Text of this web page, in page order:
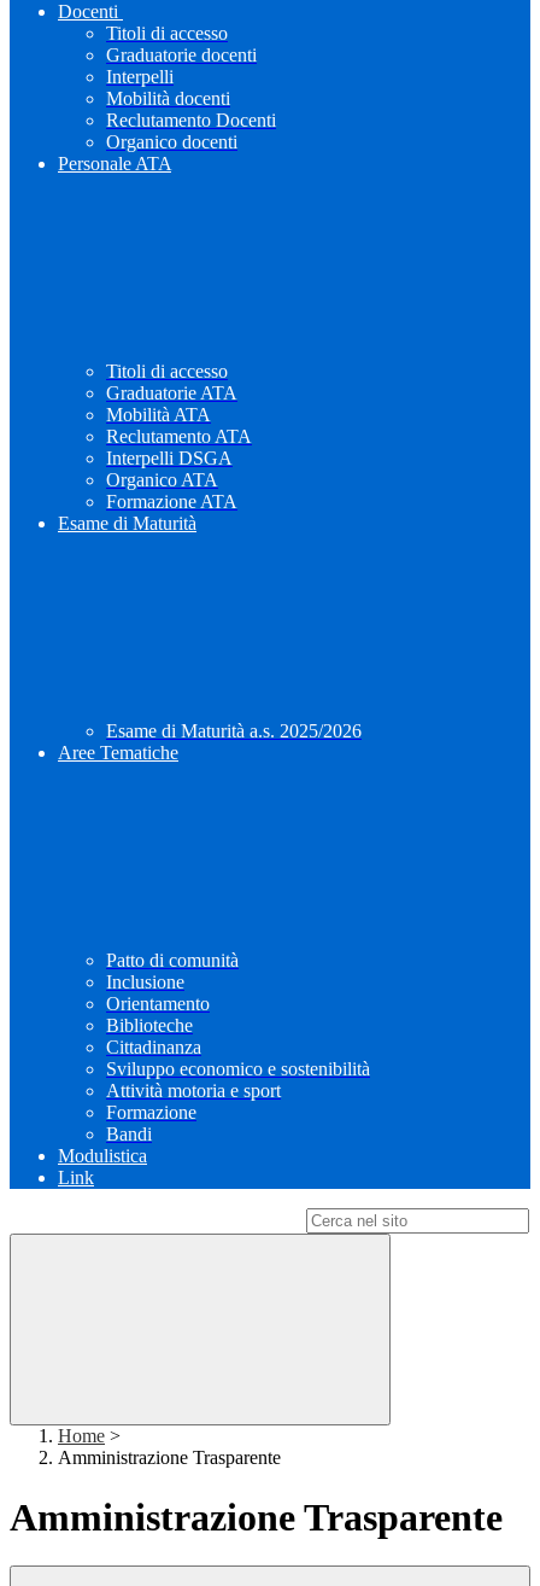
Docenti
Titoli di accesso
Graduatorie docenti
Interpelli
Mobilità docenti
Reclutamento Docenti
Organico docenti
Personale ATA
Titoli di accesso
Graduatorie ATA
Mobilità ATA
Reclutamento ATA
Interpelli DSGA
Organico ATA
Formazione ATA
Esame di Maturità
Esame di Maturità a.s. 2025/2026
Aree Tematiche
Patto di comunità
Inclusione
Orientamento
Biblioteche
Cittadinanza
Sviluppo economico e sostenibilità
Attività motoria e sport
Formazione
Bandi
Modulistica
Link
Home >
Amministrazione Trasparente
Amministrazione Trasparente